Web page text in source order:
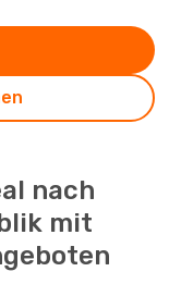
nach
mit